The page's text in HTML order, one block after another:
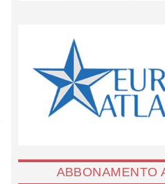
ABBONAMENTO